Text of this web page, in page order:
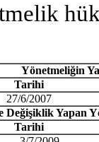
Yönetmeliğin
Tarihi
27/6/2007
Değişiklik Yapan Y
Tarihi